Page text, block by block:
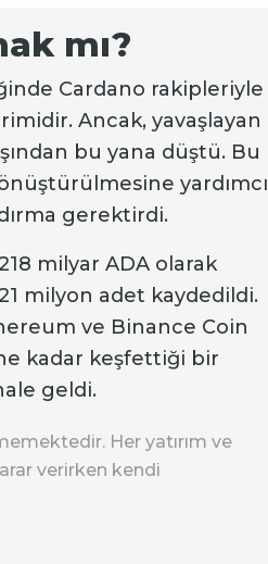
mı?
Cardano rakipleriyle
Ancak, yavaşlayan
bu yana düştü. Bu
yardımcı
gerektirdi.
milyar ADA olarak
milyon adet kaydedildi.
ve Binance Coin
kadar keşfettiği bir
geldi.
Her yatırım ve
verirken kendi